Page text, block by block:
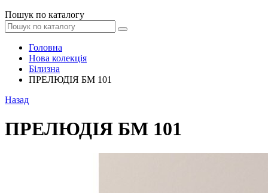
Пошук по каталогу
Головна
Нова колекція
Білизна
ПРЕЛЮДІЯ БМ 101
Назад
ПРЕЛЮДІЯ БМ 101